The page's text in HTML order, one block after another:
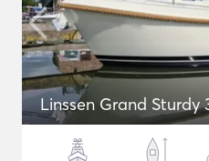
Linssen Grand Sturdy